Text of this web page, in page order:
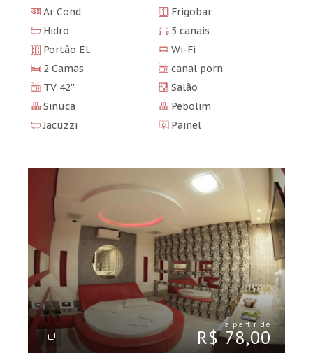
Ar Cond.
Frigobar
Hidro
5 canais
Portão El.
Wi-Fi
2 Camas
canal porn
TV 42''
Salão
Sinuca
Pebolim
Jacuzzi
Painel
à partir de
R$ 78,00